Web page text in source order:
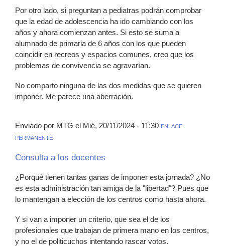
Por otro lado, si preguntan a pediatras podrán comprobar
que la edad de adolescencia ha ido cambiando con los
años y ahora comienzan antes. Si esto se suma a
alumnado de primaria de 6 años con los que pueden
coincidir en recreos y espacios comunes, creo que los
problemas de convivencia se agravarían.
No comparto ninguna de las dos medidas que se quieren
imponer. Me parece una aberración.
Enviado por MTG el Mié, 20/11/2024 - 11:30 ENLACE
PERMANENTE
Consulta a los docentes
¿Porqué tienen tantas ganas de imponer esta jornada? ¿No
es esta administración tan amiga de la "libertad"? Pues que
lo mantengan a elección de los centros como hasta ahora.
Y si van a imponer un criterio, que sea el de los
profesionales que trabajan de primera mano en los centros,
y no el de politicuchos intentando rascar votos.